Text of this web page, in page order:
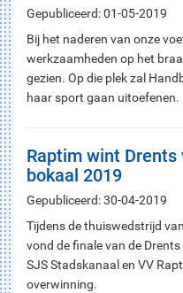
Gepubliceerd: 01-05-2019
Bij het naderen van onze
werkzaamheden op het
gezien. Op die plek zal
haar sport gaan uitoefenen.
Raptim wint
bokaal 2019
Gepubliceerd: 30-04-2019
Tijdens de thuiswedstrijd
vond de finale van de
SJS Stadskanaal en VV
overwinning.